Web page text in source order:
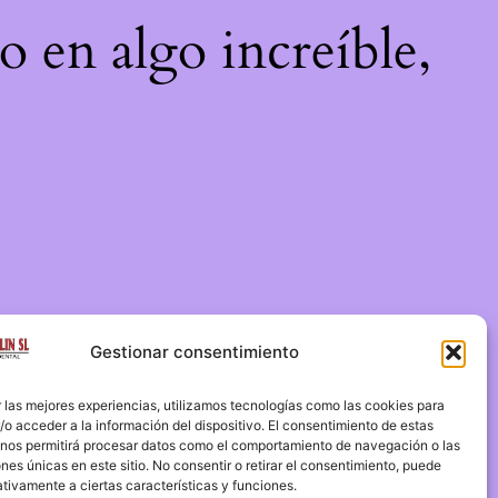
Gestionar consentimiento
las mejores experiencias, utilizamos tecnologías como las cookies para
o acceder a la información del dispositivo. El consentimiento de estas
permitirá procesar datos como el comportamiento de navegación o las
únicas en este sitio. No consentir o retirar el consentimiento, puede
a ciertas características y funciones.
en algo increíble,